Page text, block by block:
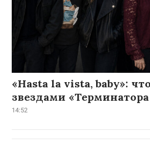
«Hasta la vista, baby»:
звездами «Терминатора
14:52